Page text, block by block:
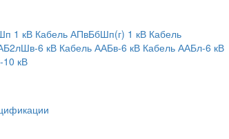
1 кВ Кабель АПвБбШп(г) 1 кВ Кабель
6 кВ Кабель ААБв-6 кВ Кабель ААБл-6 кВ
10 кВ